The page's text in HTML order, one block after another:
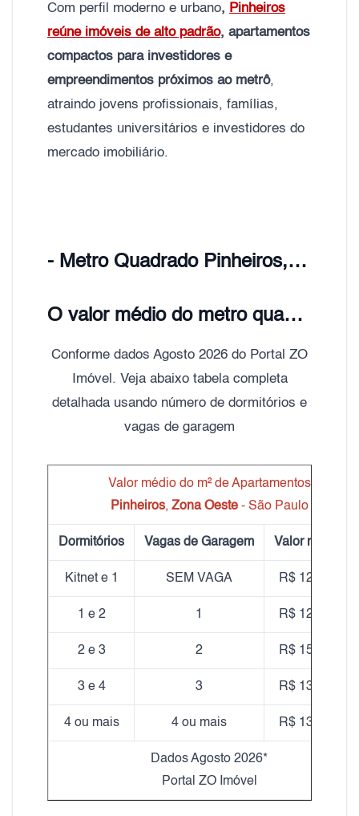
Com perfil moderno e urbano, Pinheiros
reúne imóveis de alto padrão, apartamentos
compactos para investidores e
empreendimentos próximos ao metrô,
atraindo jovens profissionais, famílias,
estudantes universitários e investidores do
mercado imobiliário.
- Metro Quadrado Pinheiros, Zona Oeste de São Paulo;
O valor médio do metro quadrado de Apartamentos Pinheiros é de R$ 13.800,00
Conforme dados Agosto 2026 do Portal ZO
Imóvel. Veja abaixo tabela completa
detalhada usando número de dormitórios e
vagas de garagem
Valor médio do m² de Apartamentos
Pinheiros, Zona Oeste- São Paulo
Dormitórios Vagas de Garagem Valor médio m²
Kitnet e 1 SEM VAGA R$ 12.821,16
1 e 2 1 R$ 12.917,53
2 e 3 2 R$ 15.410,30
3 e 4 3 R$ 13.989,69
4 ou mais 4 ou mais R$ 13.836,97
Dados Agosto 2026*
Portal ZO Imóvel